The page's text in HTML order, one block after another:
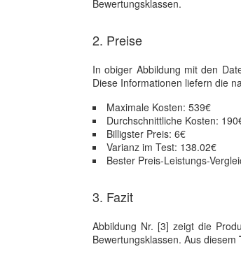
Bewertungsklassen.
2. Preise
In obiger Abbildung mit den
Diese Informationen liefern die
Maximale Kosten: 539€
Durchschnittliche Kosten:
Billigster Preis: 6€
Varianz im Test: 138.02€
Bester Preis-Leistungs-
3. Fazit
Abbildung Nr. [3] zeigt die
Bewertungsklassen. Aus diesem